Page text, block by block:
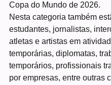
Copa do Mundo de 2026.
Nesta categoria também
estudantes, jornalistas,
atletas e artistas em
temporárias, diplomatas,
temporários, profissionais
por empresas, entre outras